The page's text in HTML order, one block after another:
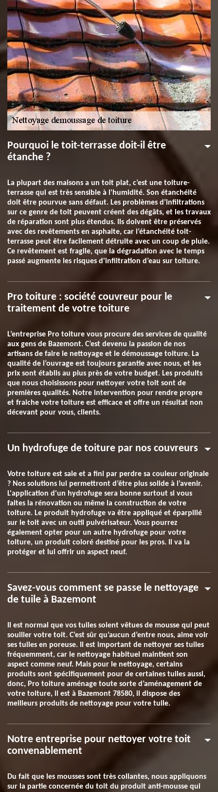
Pourquoi le toit-terrasse doit-il être
étanche ?
La plupart des maisons a un toit plat, c’est une toiture-
terrasse qui est très sensible à l'humidité. Son étanchéité
doit être pourvue sans défaut. Les problèmes d’infiltrations
sur ce genre de toit peuvent créent des dégâts, et les travaux
de réparation sont plus étendus. Ils doivent être préservés
avec des revêtements en asphalte, car l’étanchéité toit-
terrasse peut être facilement détruite avec un coup de pluie.
Ce revêtement est fragile, que la dégradation avec le temps
passé augmente les risques d'infiltration d’eau sur toiture.
Pro toiture : société couvreur pour le
traitement de votre toiture
L’entreprise Pro toiture vous procure des services de qualité
aux gens de Bazemont. C’est devenu la passion de nos
artisans de faire le nettoyage et le démoussage toiture. La
qualité de l’ouvrage est toujours garantie avec nous, et les
prix sont établis au plus près de votre budget. Les produits
que nous choisissons pour nettoyer votre toit sont de
premières qualités. Notre intervention pour rendre propre
et fraiche votre toiture est efficace et offre un résultat non
décevant pour vous, clients.
Un hydrofuge de toiture par nos couvreurs
Votre toiture est sale et a fini par perdre sa couleur originale
? Nos solutions lui permettront d’être plus solide à l’avenir.
L'application d'un hydrofuge sera bonne surtout si vous
faites la rénovation ou même la construction de votre
toiture. Le produit hydrofuge va être appliqué et éparpillé
sur le toit avec un outil pulvérisateur. Vous pourrez
également opter pour un autre hydrofuge pour votre
toiture, un produit coloré destiné pour les pros. Il va la
protéger et lui offrir un aspect neuf.
Savez-vous comment se passe le nettoyage
de tuile à Bazemont
Il est normal que vos tuiles soient vêtues de mousse qui peut
souiller votre toit. C’est sûr qu’aucun d’entre nous, aime voir
ses tuiles en poreuse. Il est important de nettoyer ses tuiles
fréquemment, car le nettoyage habituel maintient son
aspect comme neuf. Mais pour le nettoyage, certains
produits sont spécifiquement pour de certaines tuiles aussi,
donc, Pro toiture aménage toute sorte d’aménagement de
votre toiture, il est à Bazemont 78580, il dispose des
meilleurs produits de nettoyage pour votre tuile.
Notre entreprise pour nettoyer votre toit
convenablement
Du fait que les mousses sont très collantes, nous appliquons
sur la partie concernée du toit du produit anti-mousse qui